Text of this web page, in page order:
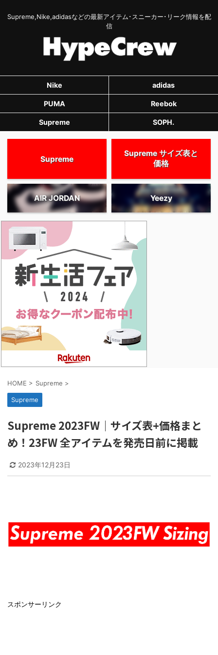
Supreme,Nike,adidasなどの最新アイテム･スニーカー･リーク情報を配
信
Nike adidas
PUMA Reebok
Supreme SOPH.
Supreme
Supreme サイズ表と
価格
AIR JORDAN Yeezy
HOME > Supreme >
Supreme
Supreme 2023FW｜サイズ表+価格まと
め！23FW 全アイテムを発売日前に掲載
2023年12月23日
スポンサーリンク